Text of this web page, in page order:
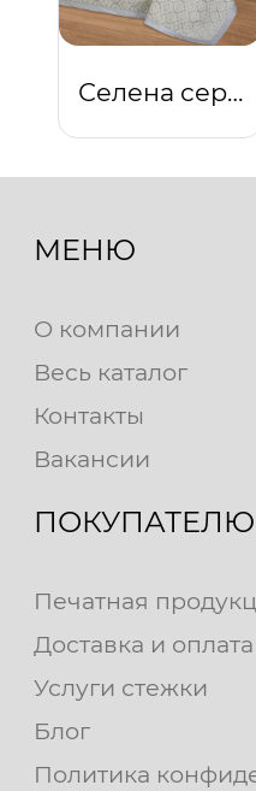
Селена серая
МЕНЮ
О компании
Весь каталог
Контакты
Вакансии
ПОКУПАТЕЛЮ
Печатная
Доставка и оплата
Услуги стежки
Блог
Политика